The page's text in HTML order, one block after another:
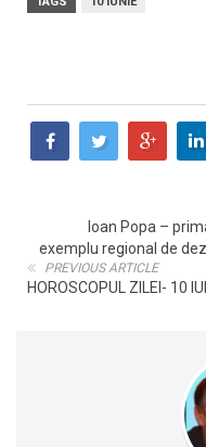
Ioan Popa –
exemplu regional de
PREVIOUS ARTICLE
HOROSCOPUL ZILEI- 10